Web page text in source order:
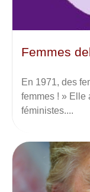
Femmes
En 1971, des
femmes ! » Elle
féministes....